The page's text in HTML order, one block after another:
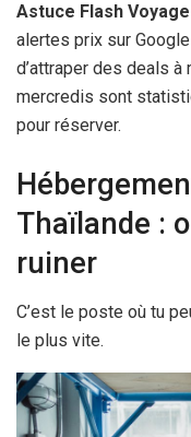
Astuce Flash
alertes prix sur
d’attraper des deals à
mercredis sont
pour réserver.
Thaïlande :
ruiner
C’est le poste où tu
le plus vite.